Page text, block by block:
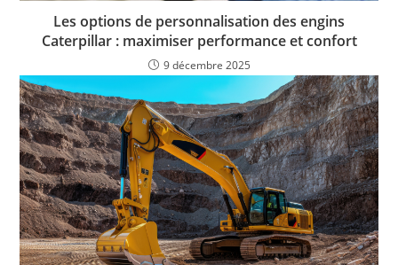
Les options de personnalisation des engins
Caterpillar : maximiser performance et confort
9 décembre 2025